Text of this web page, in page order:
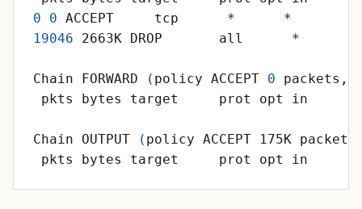
0
0
19046
Chain FORWARD ( policy ACCEPT 0 packets,
pkts bytes target     prot opt in
Chain OUTPUT ( policy ACCEPT 175K
pkts bytes target     prot opt in